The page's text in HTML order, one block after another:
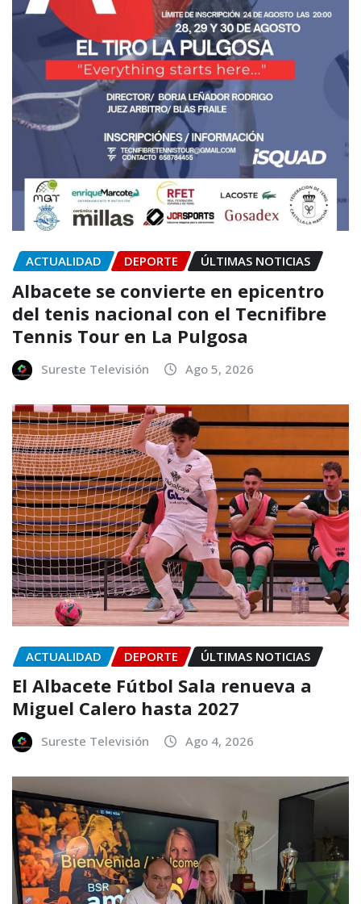
ACTUALIDAD DEPORTE ÚLTIMAS NOTICIAS
Albacete se convierte en epicentro
del tenis nacional con el Tecnifibre
Tennis Tour en La Pulgosa
Sureste Televisión Ago 5, 2026
ACTUALIDAD DEPORTE ÚLTIMAS NOTICIAS
El Albacete Fútbol Sala renueva a
Miguel Calero hasta 2027
Sureste Televisión Ago 4, 2026